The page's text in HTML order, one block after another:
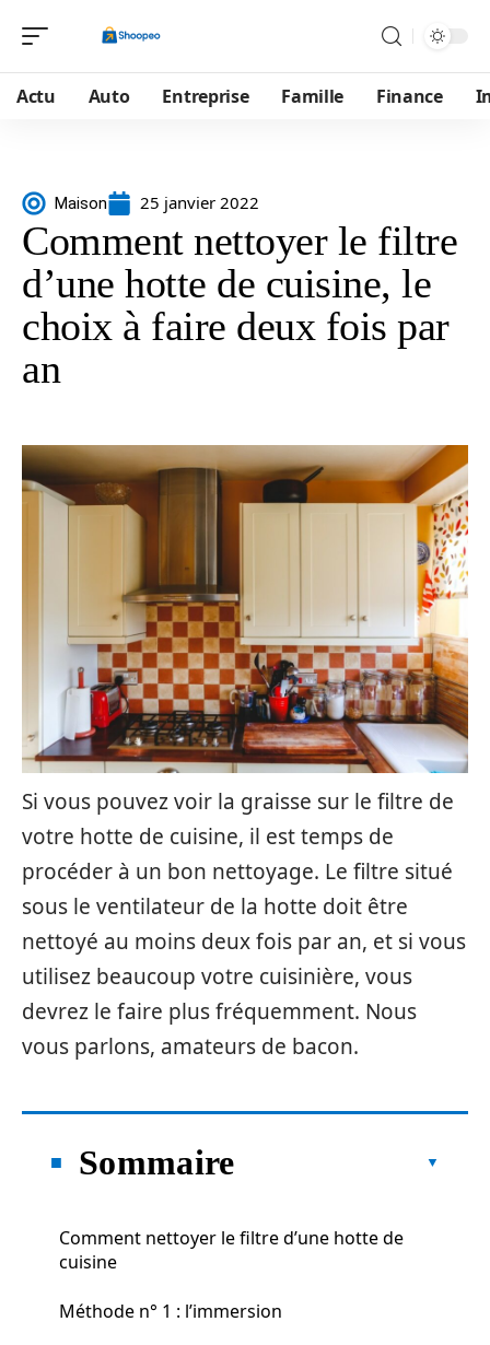
Actu Auto Entreprise Famille Finance
Maison 25 janvier 2022
Comment nettoyer le filtre
d’une hotte de cuisine, le
choix à faire deux fois par
an
Si vous pouvez voir la graisse sur le filtre de
votre hotte de cuisine, il est temps de
procéder à un bon nettoyage. Le filtre situé
sous le ventilateur de la hotte doit être
nettoyé au moins deux fois par an, et si vous
utilisez beaucoup votre cuisinière, vous
devrez le faire plus fréquemment. Nous
vous parlons, amateurs de bacon.
Sommaire
Comment nettoyer le filtre d’une hotte de
cuisine
Méthode n° 1 : l’immersion